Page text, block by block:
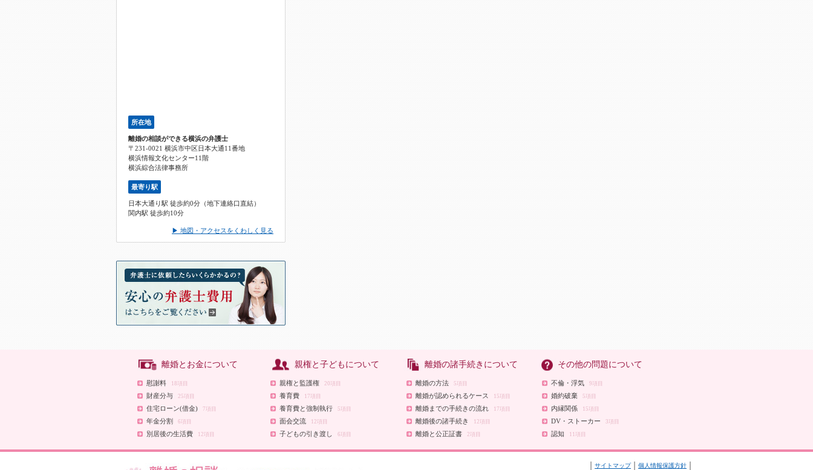
所在地
離婚の相談ができる横浜の弁護士
〒231-0021 横浜市中区日本大通11番地
横浜情報文化センター11階
横浜綜合法律事務所
最寄り駅
日本大通り駅 徒歩約0分（地下連絡口直結）
関内駅 徒歩約10分
▶ 地図・アクセスをくわしく見る
離婚とお金について
慰謝料 18項目
財産分与 25項目
住宅ローン(借金) 7項目
年金分割 6項目
別居後の生活費 12項目
親権と子どもについて
親権と監護権 20項目
養育費 17項目
養育費と強制執行 5項目
面会交流 12項目
子どもの引き渡し 6項目
離婚の諸手続きについて
離婚の方法 5項目
離婚が認められるケース 15項目
離婚までの手続きの流れ 17項目
離婚後の諸手続き 12項目
離婚と公正証書 2項目
その他の問題について
不倫・浮気 9項目
婚約破棄 5項目
内縁関係 15項目
DV・ストーカー 3項目
認知 11項目
サイトマップ 個人情報保護方針